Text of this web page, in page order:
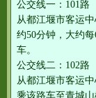
公交线一：101路
从都江堰市客运
约50分钟，大约
车。
公交线二：102路
从都江堰市客运
乘该路车至青城